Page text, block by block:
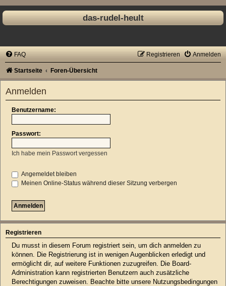
das-rudel-heult
FAQ Anmelden
Registrieren
Startseite Foren-Übersicht
Anmelden
Benutzername:
Passwort:
Ich habe mein Passwort vergessen
Angemeldet bleiben
Meinen Online-Status während dieser Sitzung verbergen
Registrieren
Du musst in diesem Forum registriert sein, um dich anmelden zu
können. Die Registrierung ist in wenigen Augenblicken erledigt und
ermöglicht dir, auf weitere Funktionen zuzugreifen. Die Board-
Administration kann registrierten Benutzern auch zusätzliche
Berechtigungen zuweisen. Beachte bitte unsere Nutzungsbedingungen